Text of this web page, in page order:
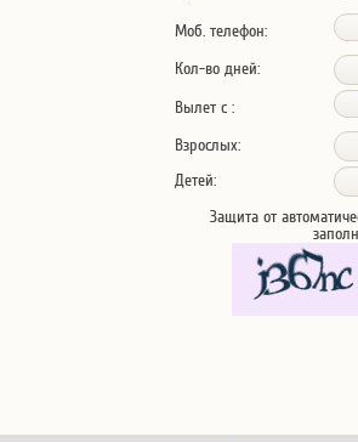
Моб. телефон:
Кол-во дней:
Вылет с :
Взрослых:
Детей:
Защита от